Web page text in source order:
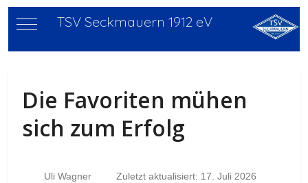
Mobile Menu Toggle
TSV Seckmauern 1912 eV
Die Favoriten mühen
sich zum Erfolg
Uli Wagner Zuletzt aktualisiert: 17. Juli 2026